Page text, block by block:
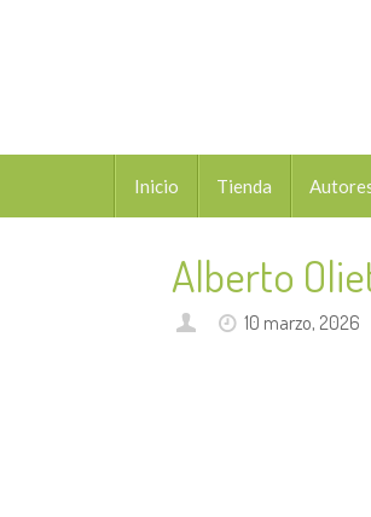
contenido
Inicio Tienda
Alberto
10 marzo, 2026